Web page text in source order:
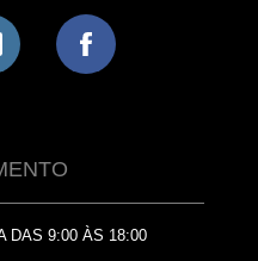
DAS 9:00 ÀS 18:00